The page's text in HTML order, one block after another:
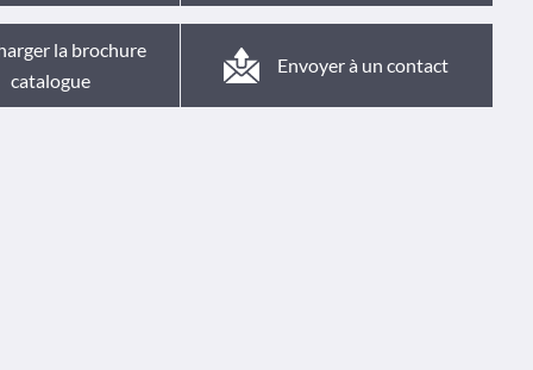
la brochure
catalogue
Envoyer à un contact